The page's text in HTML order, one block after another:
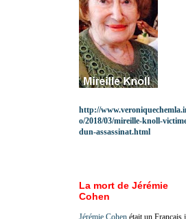
http://
o/2018/03/mireille-knoll-
dun-assassinat.html
La mort de Jérémie
Cohen
Jérémie Cohen était un Français